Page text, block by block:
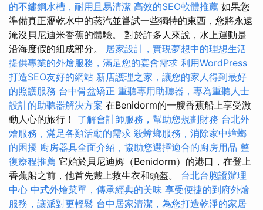
的不鏽鋼水槽，耐用且易清潔 高效的SEO軟體推薦 如果您
準備真正瀝乾水中的蒸汽並嘗試一些獨特的東西，您將永遠
淹沒貝尼迪米香蕉的體驗。 對於許多人來說，水上運動是
沿海度假的組成部分。 居家設計，實現夢想中的理想生活
提供專業的外燴服務，滿足您的宴會需求 利用WordPress
打造SEO友好的網站 新店護理之家，讓您的家人得到最好
的照護服務 台中骨盆矯正 重聽專用助聽器，專為重聽人士
設計的助聽器解決方案 在Benidorm的一艘香蕉船上享受激
動人心的旅行！ 了解會計師服務，幫助您規劃財務 台北外
燴服務，滿足各類活動的需求 殺蟑螂服務，消除家中蟑螂
的困擾 廚房器具全面介紹，協助您選擇適合的廚房用品 整
復療程推薦 它始於貝尼迪姆（Benidorm）的港口，在登上
香蕉船之前，他首先戴上救生衣和頭盔。 台北台胞證辦理
中心 中式外燴菜單，傳承經典的美味 享受便捷的到府外燴
服務，讓派對更輕鬆 台中居家清潔，為您打造乾淨的家居